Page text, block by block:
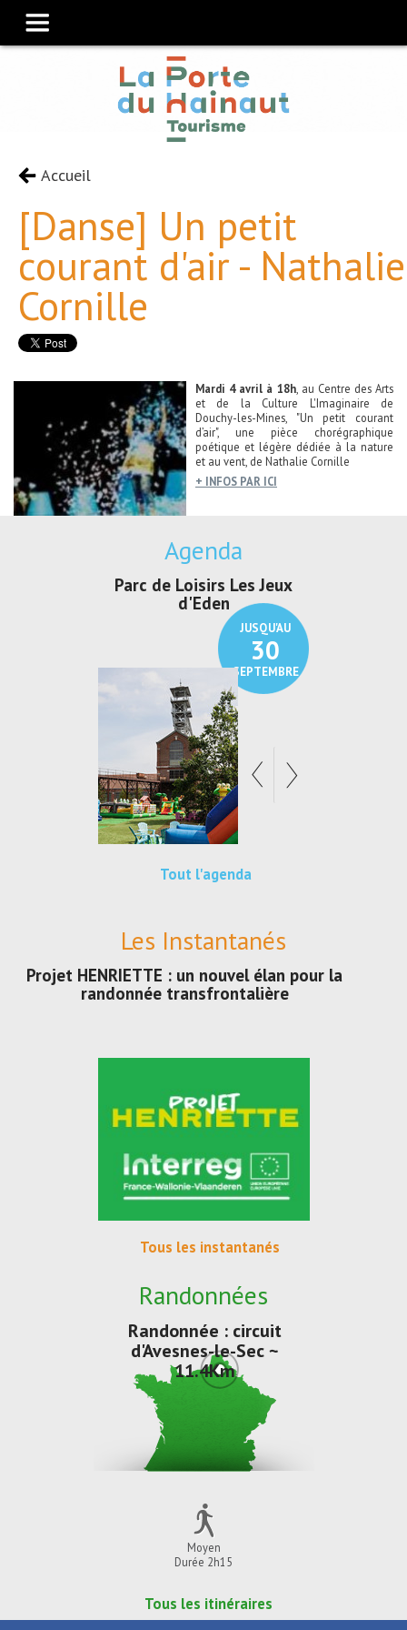
Accueil
[Danse] Un petit
courant d'air - Nathalie
Cornille
Mardi 4 avril à 18h, au Centre des Arts
et de la Culture L'Imaginaire de
Douchy-les-Mines, "Un petit courant
d’air", une pièce chorégraphique
poétique et légère dédiée à la nature
et au vent, de Nathalie Cornille
+ INFOS PAR ICI
Agenda
JUSQU'AU
30
SEPTEMBRE
Parc de Loisirs Les Jeux
d'Eden
Tout l'agenda
Les Instantanés
Projet HENRIETTE : un nouvel élan pour la
randonnée transfrontalière
Tous les instantanés
Randonnées
Randonnée : circuit
d'Avesnes-le-Sec ~
11.4Km
Moyen
Durée 2h15
Tous les itinéraires